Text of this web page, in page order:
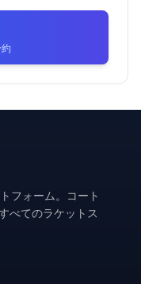
フォーム。コート
べてのラケットス